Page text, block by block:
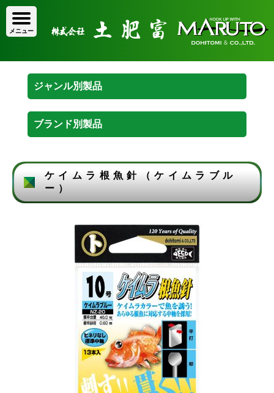
ケイムラ根魚針（ケイムラブル
ー）